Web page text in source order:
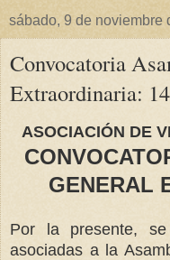
sábado, 9 de noviembre
Convocatoria
Extraordinaria:
ASOCIACIÓN DE
GENERAL
Por la presente,
asociadas a la